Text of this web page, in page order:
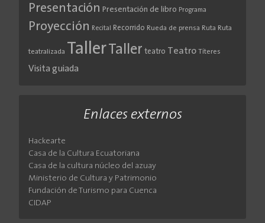
Presentación Presentación de libro Programa
Proyección Recital Recorrido Rueda de prensa Ruta Ruta
teatralizada Taller Taller teatro Teatro Títeres
Visita guiada
Enlaces externos
Hackearte
Casa de la Cultura Ecuatoriana
Casa de la cultura núcleo del azuay
Ministerio de Cultura y Patrimonio
Fundación de Turismo para Cuenca
CIDAP